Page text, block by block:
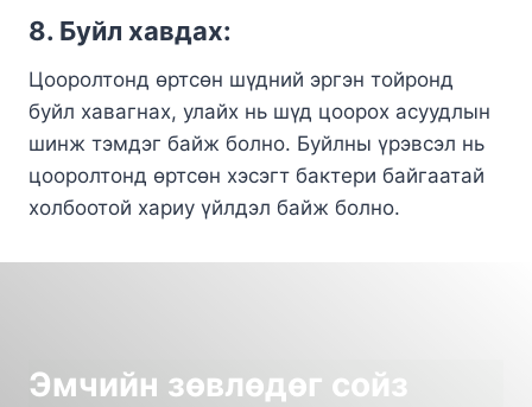
8. Буйл хавдах:
Цооролтонд өртсөн шүдний эргэн тойронд
буйл хавагнах, улайх нь шүд цоорох асуудлын
шинж тэмдэг байж болно. Буйлны үрэвсэл нь
цооролтонд өртсөн хэсэгт бактери байгаатай
холбоотой хариу үйлдэл байж болно.
Эмчийн зөвлөдөг сойз